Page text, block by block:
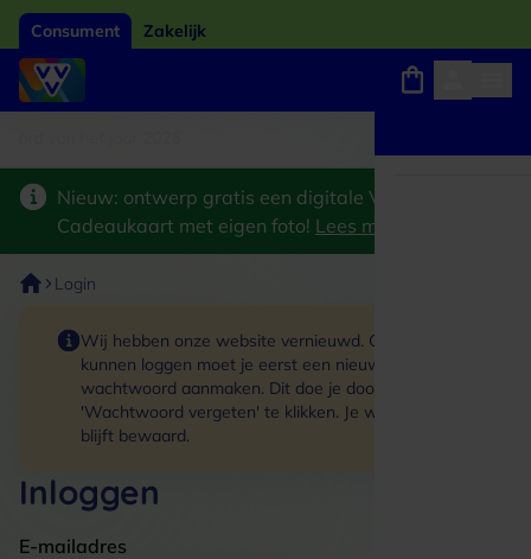
Consument Zakelijk
Nieuw: ontwerp gratis een digitale VVV
Cadeaukaart met eigen foto! Lees meer
Login
Wij hebben onze website vernieuwd. Om in te
kunnen loggen moet je eerst een nieuw
wachtwoord aanmaken. Dit doe je door op de link
'Wachtwoord vergeten' te klikken. Je winkelmand
blijft bewaard.
Inloggen
E-mailadres